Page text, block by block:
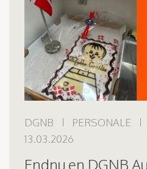
DGNB PERSONALE
13.03.2026
Endnu en DGNB